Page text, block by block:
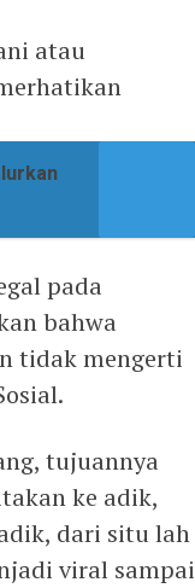
atau
pada
bahwa
tidak mengerti
tujuannya
ke adik,
dari situ lah
viral sampai